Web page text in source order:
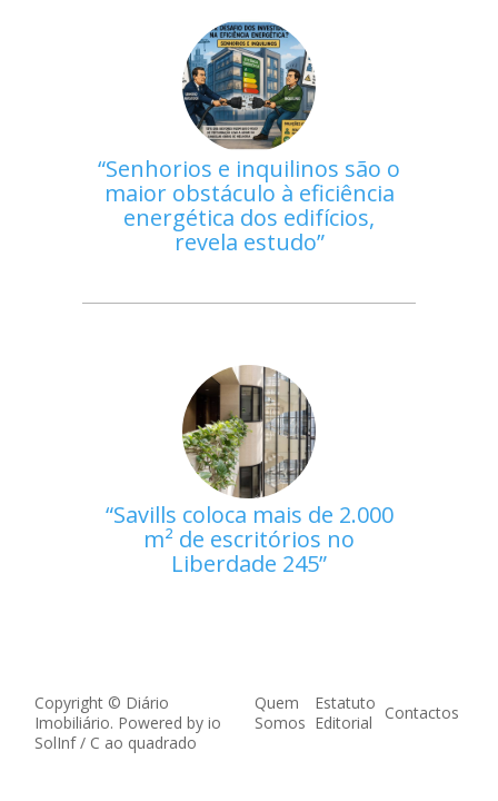
Senhorios e inquilinos são o
maior obstáculo à eficiência
energética dos edifícios,
revela estudo
Savills coloca mais de 2.000
m² de escritórios no
Liberdade 245
Copyright © Diário
Imobiliário. Powered by io
SolInf/ C ao quadrado
Quem
Somos
Estatuto
Editorial
Contactos